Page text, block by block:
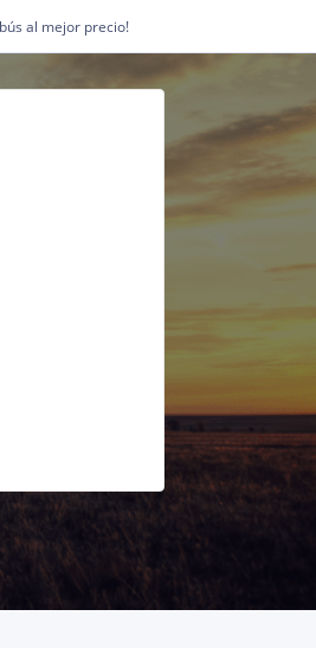
al mejor precio!